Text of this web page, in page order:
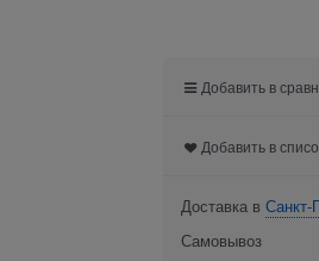
Добавить в
Добавить в
Доставка в Санкт-
Самовывоз